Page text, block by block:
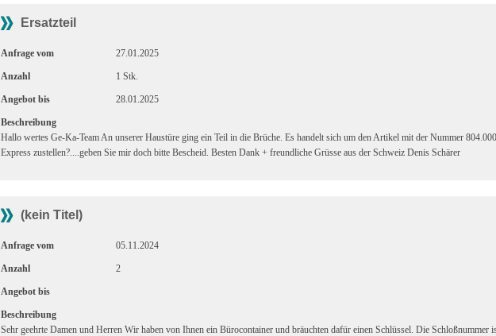
Ersatzteil
Anfrage vom 27.01.2025
Anzahl 1 Stk.
Angebot bis 28.01.2025
Beschreibung
Hallo wertes Ge-Ka-Team An unserer Haustüre ging ein Teil in die Brüche. Es handelt sich um den Artikel mit der Nummer
Express zustellen?....geben Sie mir doch bitte Bescheid. Besten Dank + freundliche Grüsse aus der Schweiz Denis Schärer
(kein Titel)
Anfrage vom 05.11.2024
Anzahl 2
Angebot bis
Beschreibung
Sehr geehrte Damen und Herren Wir haben von Ihnen ein Bürocontainer und bräuchten dafür einen Schlüssel. Die